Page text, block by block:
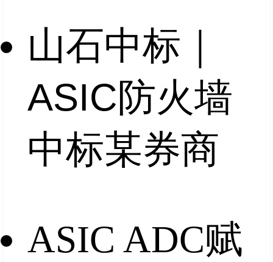
山石中标｜
ASIC防火墙
中标某券商
ASIC ADC赋